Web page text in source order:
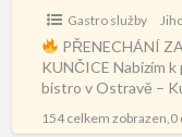
Gastro služby
PŘENECHÁNÍ
KUNČICE Nabízím
bistro v Ostravě –
154 celkem zobrazen,0